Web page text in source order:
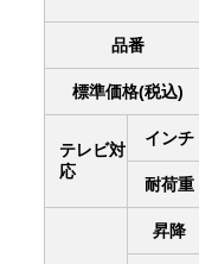
品番
標準価格(税込)
テレビ対
応
インチ
耐荷重
昇降